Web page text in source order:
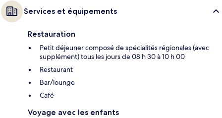
Services et équipements
Restauration
Petit déjeuner composé de spécialités régionales (avec
supplément) tous les jours de 08 h 30 à 10 h 00
Restaurant
Bar/lounge
Café
Voyage avec les enfants